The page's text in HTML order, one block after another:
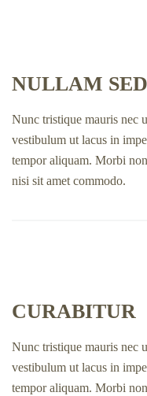
NULLAM SED
Nunc tristique mauris nec
vestibulum ut lacus in
tempor aliquam. Morbi
nisi sit amet commodo.
CURABITUR
Nunc tristique mauris nec
vestibulum ut lacus in
tempor aliquam. Morbi